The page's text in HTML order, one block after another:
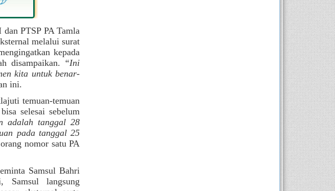
PTSP PA Tamla
melalui surat
kepada
disampaikan. “Ini
kita untuk benar-
ini.
temuan-temuan
selesai sebelum
adalah tanggal 28
pada tanggal 25
nomor satu PA
Samsul Bahri
Samsul langsung